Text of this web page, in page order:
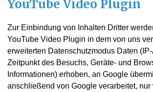
YouTube Video Plugin
Zur Einbindung von Inhalten Dritter
YouTube Video Plugin in dem von uns
erweiterten Datenschutzmodus Daten
Zeitpunkt des Besuchs, Geräte- und
Informationen) erhoben, an Google
anschließend von Google verarbeitet, nur